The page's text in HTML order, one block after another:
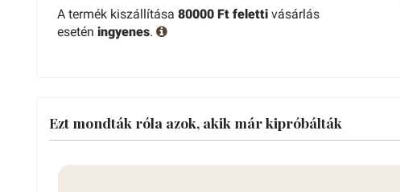
A termék kiszállítása 80000 Ft feletti vásárlás
esetén ingyenes.
Ezt mondták róla azok, akik már kipróbálták